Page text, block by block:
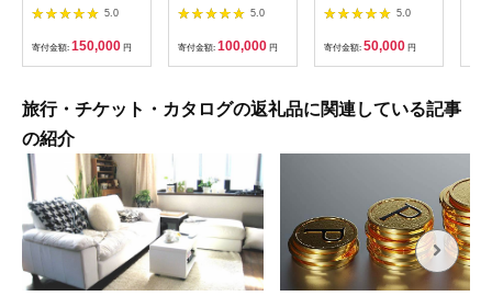
5.0
寄付金額: 150,000 円
5.0
寄付金額: 100,000 円
さと応援感謝券
（15,000円分）
5.0
寄付金額: 50,000 円
旅行・チケット・カタログの返礼品に関連している記事
の紹介